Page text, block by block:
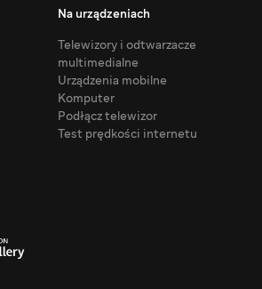
Na urządzeniach
Telewizory i odtwarzacze
multimedialne
Urządzenia mobilne
Komputer
Podłącz telewizor
Test prędkości internetu